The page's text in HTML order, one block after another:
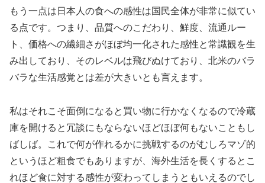
もう一点は日本人の食への感性は国民全体が非常に似てい
る点です。つまり、品質へのこだわり、鮮度、流通ルー
ト、価格への繊細さがほぼ均一化された感性と常識観を生
み出しており、そのレベルは飛びぬけており、北米のバラ
バラな生活感覚とは差が大きいとも言えます。
私はそれこそ面倒になると買い物に行かなくなるので冷蔵
庫を開けると冗談にもならないほどほぼ何もないこともし
ばしば。これで何が作れるかに挑戦するのがむしろマゾ的
というほど粗食でもありますが、海外生活を長くするとこ
れほど食に対する感性が変わってしまうともいえるのでし